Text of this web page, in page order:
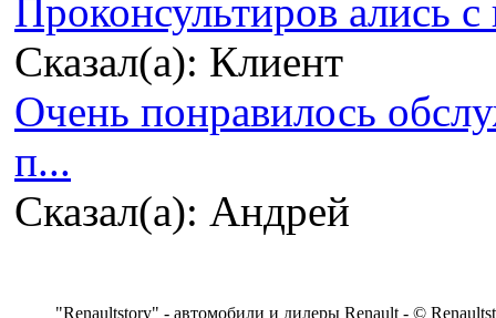
Проконсультиров ались
Сказал(а): Клиент
Очень понравилось
п...
Сказал(а): Андрей
"Renaultstory" - автомобили и дилеры Renault - ©